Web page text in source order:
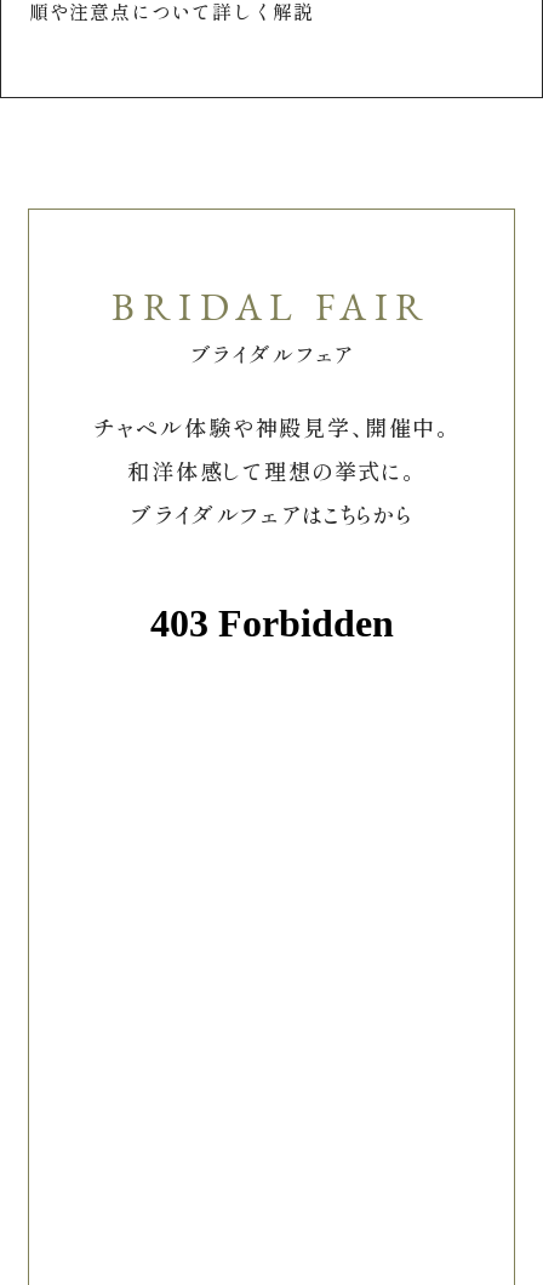
イントと過ごし方
ブライダルフェア
チャペル体験や神殿見学、開催中。
和洋体感して理想の挙式に。
ブライダルフェアはこちらから